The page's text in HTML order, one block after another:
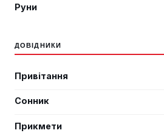
Руни
ДОВІДНИКИ
Привітання
Сонник
Прикмети